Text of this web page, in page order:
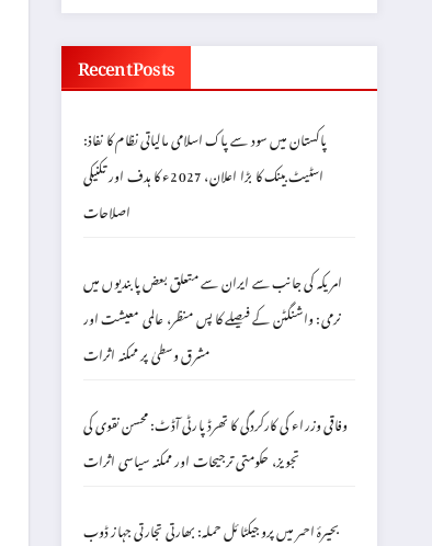
Recent Posts
پاکستان میں سود سے پاک اسلامی مالیاتی نظام کا نفاذ:
اسٹیٹ بینک کا بڑا اعلان، 2027ء کا ہدف اور تکنیکی
اصلاحات
امریکہ کی جانب سے ایران سے متعلق بعض پابندیوں میں
نرمی: واشنگٹن کے فیصلے کا پس منظر، عالمی معیشت اور
مشرق وسطیٰ پر ممکنہ اثرات
وفاقی وزراء کی کارکردگی کا تھرڈ پارٹی آڈٹ: محسن نقوی کی
تجویز، حکومتی ترجیحات اور ممکنہ سیاسی اثرات
بحیرۂ احمر میں پروجیکٹائل حملہ: بھارتی تجارتی جہاز ڈوب